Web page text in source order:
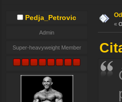
Pedja_Petrovic
Admin
Super-heavyweight Member
«